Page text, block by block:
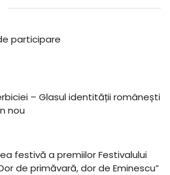
participare
– Glasul identității românești
nou
festivă a premiilor Festivalului
de primăvară, dor de Eminescu”